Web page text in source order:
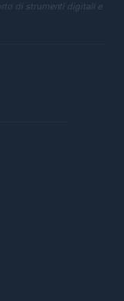
di strumenti digitali e